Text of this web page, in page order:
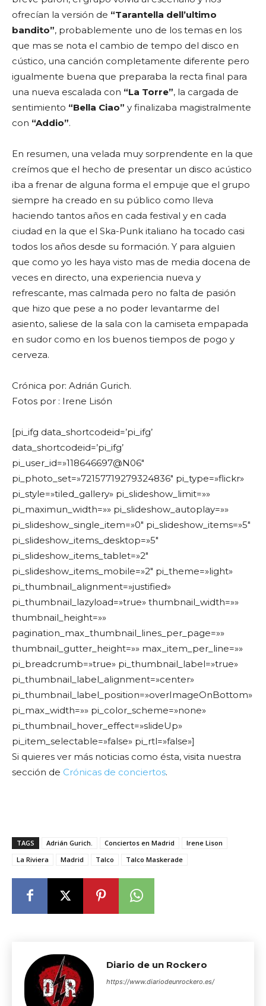
ofrecían la versión de “Tarantella dell’ultimo
bandito”, probablemente uno de los temas en los
que mas se nota el cambio de tempo del disco en
cústico, una canción completamente diferente pero
igualmente buena que preparaba la recta final para
una nueva escalada con “La Torre”, la cargada de
sentimiento “Bella Ciao” y finalizaba magistralmente
con “Addio”.
En resumen, una velada muy sorprendente en la que
creímos que el hecho de presentar un disco acústico
iba a frenar de alguna forma el empuje que el grupo
siempre ha creado en su público como lleva
haciendo tantos años en cada festival y en cada
ciudad en la que el Ska-Punk italiano ha tocado casi
todos los años desde su formación. Y para alguien
que como yo les haya visto mas de media docena de
veces en directo, una experiencia nueva y
refrescante, mas calmada pero no falta de pasión
que hizo que pese a no poder levantarme del
asiento, saliese de la sala con la camiseta empapada
en sudor como en los buenos tiempos de pogo y
cerveza.
Crónica por: Adrián Gurich.
Fotos por : Irene Lisón
[pi_ifg data_shortcodeid=’pi_ifg’
data_shortcodeid=’pi_ifg’
pi_user_id=»118646697@N06″
pi_photo_set=»72157719279324836″ pi_type=»flickr»
pi_style=»tiled_gallery» pi_slideshow_limit=»»
pi_maximun_width=»» pi_slideshow_autoplay=»»
pi_slideshow_single_item=»0″ pi_slideshow_items=»5″
pi_slideshow_items_desktop=»5″
pi_slideshow_items_tablet=»2″
pi_slideshow_items_mobile=»2″ pi_theme=»light»
pi_thumbnail_alignment=»justified»
pi_thumbnail_lazyload=»true» thumbnail_width=»»
thumbnail_height=»»
pagination_max_thumbnail_lines_per_page=»»
thumbnail_gutter_height=»» max_item_per_line=»»
pi_breadcrumb=»true» pi_thumbnail_label=»true»
pi_thumbnail_label_alignment=»center»
pi_thumbnail_label_position=»overImageOnBottom»
pi_max_width=»» pi_color_scheme=»none»
pi_thumbnail_hover_effect=»slideUp»
pi_item_selectable=»false» pi_rtl=»false»]
Si quieres ver más noticias como ésta, visita nuestra
sección de Crónicas de conciertos.
TAGS Adrián Gurich. Conciertos en Madrid
Irene Lison
La Riviera
Madrid Talco Talco Maskerade
Diario de un Rockero
https://www.diariodeunrockero.es/